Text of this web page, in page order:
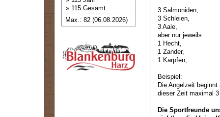
» 115 Gesamt
Max.: 82 (06.08.2026)
3 Salmoniden,
3 Schleien,
3 Aale,
aber nur jeweils
1 Hecht,
1 Zander,
1 Karpfen,
Beispiel:
Die Angelzeit
dieser Zeit maximal
Die Sportfreunde